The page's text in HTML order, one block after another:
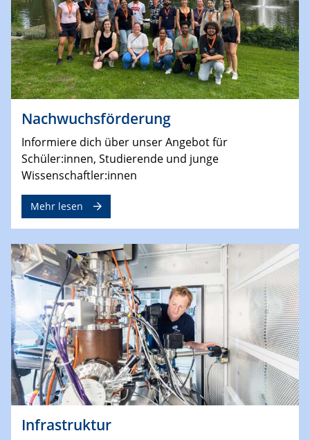
Nachwuchsförderung
Informiere dich über unser Angebot für
Schüler:innen, Studierende und junge
Wissenschaftler:innen
Mehr lesen
Infrastruktur